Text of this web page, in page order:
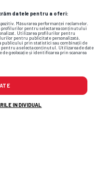
datele pentru a oferi:
Măsurarea performanței reclamelor.
profilurilor pentru selectarea conținutului
Utilizarea profilurilor pentru
pentru publicitate personalizată.
publicului prin statistici sau combinații de
a selecta conținutul. Utilizarea de date
geolocație și identificarea prin scanarea
INDIVIDUAL